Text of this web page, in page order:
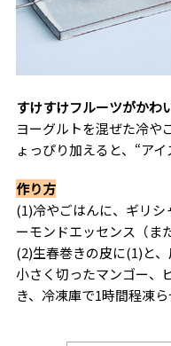
すけすけフルーツがかわ
ヨーグルトを混ぜた冷や
ょっぴり加えると、“アイ
作り方
(1)冷やごはんに、ギリ
ーモンドエッセンス（ま
(2)生春巻きの皮に(1)と
小さく切ったマンゴー、
き、冷凍庫で1時間程凍ら